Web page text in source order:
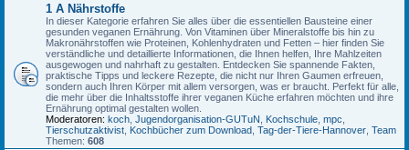
1 A Nährstoffe
In dieser Kategorie erfahren Sie alles über die essentiellen Bausteine einer
gesunden veganen Ernährung. Von Vitaminen über Mineralstoffe bis hin zu
Makronährstoffen wie Proteinen, Kohlenhydraten und Fetten – hier finden Sie
verständliche und detaillierte Informationen, die Ihnen helfen, Ihre Mahlzeiten
ausgewogen und nahrhaft zu gestalten. Entdecken Sie spannende Fakten,
praktische Tipps und leckere Rezepte, die nicht nur Ihren Gaumen erfreuen,
sondern auch Ihren Körper mit allem versorgen, was er braucht. Perfekt für alle,
die mehr über die Inhaltsstoffe ihrer veganen Küche erfahren möchten und ihre
Ernährung optimal gestalten wollen.
Moderatoren: koch Jugendorganisation-GUTuN Kochschule mpc
Tierschutzaktivist Kochbücher zum Download Tag-der-Tiere-Hannover Team
Themen: 608